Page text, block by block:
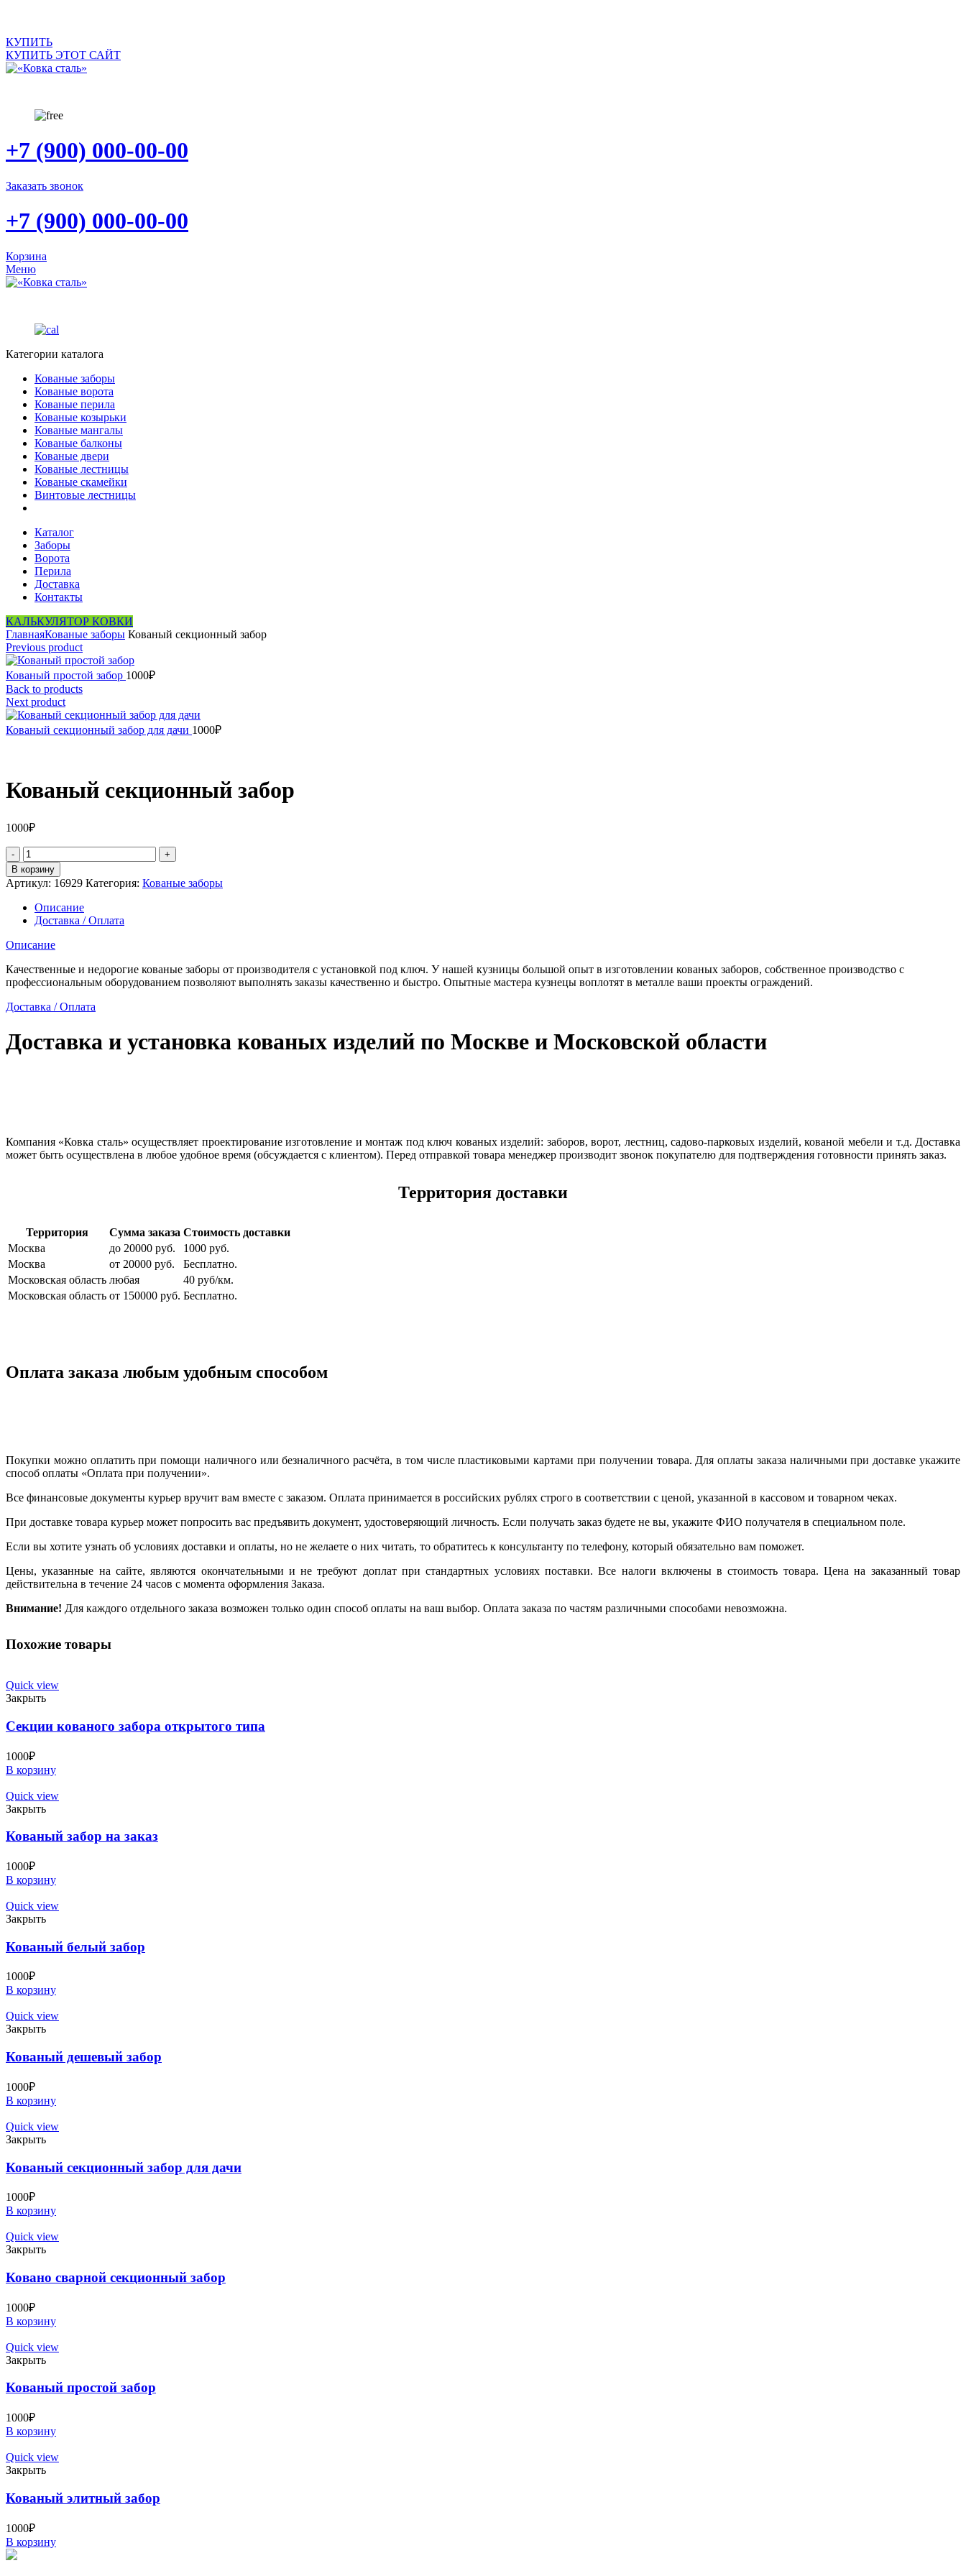
КУПИТЬ
КУПИТЬ ЭТОТ САЙТ
+7 (900) 000-00-00
Заказать звонок
+7 (900) 000-00-00
Корзина
Меню
Категории каталога
Кованые заборы
Кованые ворота
Кованые перила
Кованые козырьки
Кованые мангалы
Кованые балконы
Кованые двери
Кованые лестницы
Кованые скамейки
Винтовые лестницы
Каталог
Заборы
Ворота
Перила
Доставка
Контакты
КАЛЬКУЛЯТОР КОВКИ
ГлавнаяКованые заборы Кованый секционный забор
Previous product
Кованый простой забор 1000₽
Back to products
Next product
Кованый секционный забор для дачи 1000₽
Кованый секционный забор
1000₽
Количество
товара
Кованый
секционный
забор
В корзину
Артикул: 16929 Категория: Кованые заборы
Описание
Доставка / Оплата
Описание
Качественные и недорогие кованые заборы от производителя с установкой под ключ. У нашей кузницы большой опыт в изготовлении кованых заборов, собственное производство с
профессиональным оборудованием позволяют выполнять заказы качественно и быстро. Опытные мастера кузнецы воплотят в металле ваши проекты ограждений.
Доставка / Оплата
Доставка и установка кованых изделий по Москве и Московской области
Компания «Ковка сталь» осуществляет проектирование изготовление и монтаж под ключ кованых изделий: заборов, ворот, лестниц, садово-парковых изделий, кованой мебели и т.д. Доставка
может быть осуществлена в любое удобное время (обсуждается с клиентом). Перед отправкой товара менеджер производит звонок покупателю для подтверждения готовности принять заказ.
Территория доставки
Территория Сумма заказа Стоимость доставки
Москва
до 20000 руб.
1000 руб.
Москва
от 20000 руб.
Бесплатно.
Московская область любая
40 руб/км.
Московская область от 150000 руб. Бесплатно.
Оплата заказа любым удобным способом
Покупки можно оплатить при помощи наличного или безналичного расчёта, в том числе пластиковыми картами при получении товара. Для оплаты заказа наличными при доставке укажите
способ оплаты «Оплата при получении».
Все финансовые документы курьер вручит вам вместе с заказом. Оплата принимается в российских рублях строго в соответствии с ценой, указанной в кассовом и товарном чеках.
При доставке товара курьер может попросить вас предъявить документ, удостоверяющий личность. Если получать заказ будете не вы, укажите ФИО получателя в специальном поле.
Если вы хотите узнать об условиях доставки и оплаты, но не желаете о них читать, то обратитесь к консультанту по телефону, который обязательно вам поможет.
Цены, указанные на сайте, являются окончательными и не требуют доплат при стандартных условиях поставки. Все налоги включены в стоимость товара. Цена на заказанный товар
действительна в течение 24 часов с момента оформления Заказа.
Внимание! Для каждого отдельного заказа возможен только один способ оплаты на ваш выбор. Оплата заказа по частям различными способами невозможна.
Похожие товары
Quick view
Закрыть
Секции кованого забора открытого типа
1000₽
В корзину
Quick view
Закрыть
Кованый забор на заказ
1000₽
В корзину
Quick view
Закрыть
Кованый белый забор
1000₽
В корзину
Quick view
Закрыть
Кованый дешевый забор
1000₽
В корзину
Quick view
Закрыть
Кованый секционный забор для дачи
1000₽
В корзину
Quick view
Закрыть
Ковано сварной секционный забор
1000₽
В корзину
Quick view
Закрыть
Кованый простой забор
1000₽
В корзину
Quick view
Закрыть
Кованый элитный забор
1000₽
В корзину